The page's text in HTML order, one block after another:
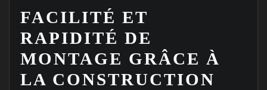
FACILITÉ ET
RAPIDITÉ DE
MONTAGE GRÂCE À
LA CONSTRUCTION